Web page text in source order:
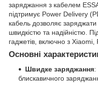
заряджання з кабелем
підтримує Power Delivery
кабель дозволяє
швидкістю та надійністю.
гаджетів, включно з
Основні
Швидке заряджання:
блискавичного